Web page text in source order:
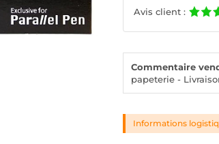
Avis client :
Commentaire
papeterie -
Informations